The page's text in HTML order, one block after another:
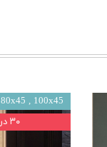
80x45 , 100x45 ابعاد سفارشی
۳۰ درصد